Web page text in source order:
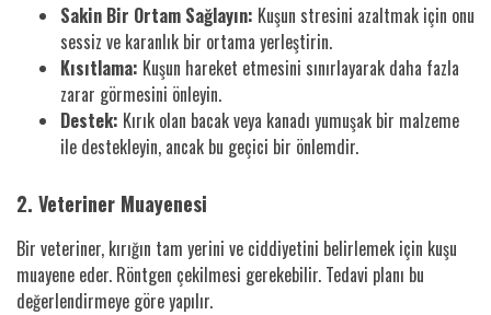
Sakin Bir Ortam Sağlayın: Kuşun stresini azaltmak için onu
sessiz ve karanlık bir ortama yerleştirin.
Kısıtlama: Kuşun hareket etmesini sınırlayarak daha fazla
zarar görmesini önleyin.
Destek: Kırık olan bacak veya kanadı yumuşak bir malzeme
ile destekleyin, ancak bu geçici bir önlemdir.
2. Veteriner Muayenesi
Bir veteriner, kırığın tam yerini ve ciddiyetini belirlemek için kuşu
muayene eder. Röntgen çekilmesi gerekebilir. Tedavi planı bu
değerlendirmeye göre yapılır.